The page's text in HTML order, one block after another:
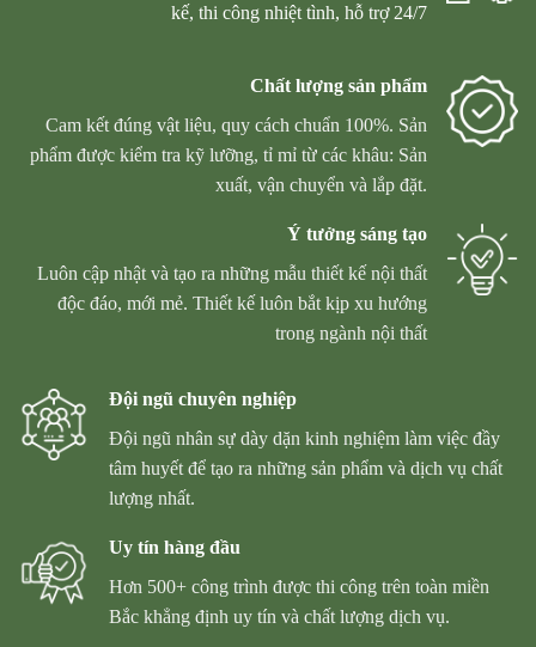
kế, thi công nhiệt tình, hỗ trợ 24/7
Chất lượng sản phẩm
Cam kết đúng vật liệu, quy cách chuẩn 100%. Sản
phẩm được kiểm tra kỹ lưỡng, tỉ mỉ từ các khâu: Sản
xuất, vận chuyển và lắp đặt.
Ý tưởng sáng tạo
Luôn cập nhật và tạo ra những mẫu thiết kế nội thất
độc đáo, mới mẻ. Thiết kế luôn bắt kịp xu hướng
trong ngành nội thất
Đội ngũ chuyên nghiệp
Đội ngũ nhân sự dày dặn kinh nghiệm làm việc đầy
tâm huyết để tạo ra những sản phẩm và dịch vụ chất
lượng nhất.
Uy tín hàng đầu
Hơn 500+ công trình được thi công trên toàn miền
Bắc khẳng định uy tín và chất lượng dịch vụ.